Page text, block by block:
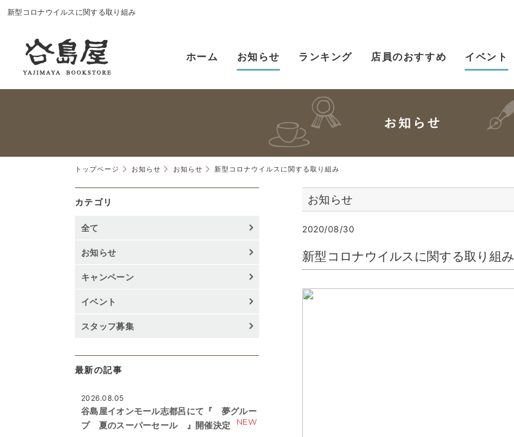
新型コロナウイルスに関する取り組み
ホーム お知らせ ランキング 店員のおすすめ イベント
トップページ お知らせ お知らせ 新型コロナウイルスに関する取り組み
お知らせ
2020/08/30
新型コロナウイルスに関する取り組み
カテゴリ
全て
お知らせ
キャンペーン
イベント
スタッフ募集
最新の記事
2026.08.05
谷島屋イオンモール志都呂にて『 夢グルー
プ 夏のスーパーセール 』開催決定
NEW